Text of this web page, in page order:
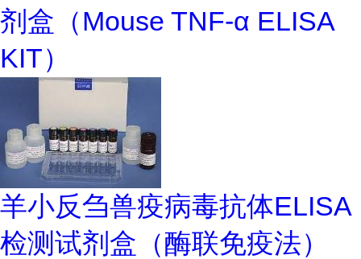
剂盒（Mouse TNF-α ELISA
KIT）
羊小反刍兽疫病毒抗体ELISA
检测试剂盒（酶联免疫法）